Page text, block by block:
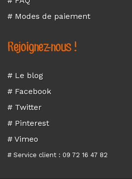
# Modes de paiement
Rejoignez-nous !
# Le blog
# Facebook
# Twitter
# Pinterest
# Vimeo
# Service client : 09 72 16 47 82